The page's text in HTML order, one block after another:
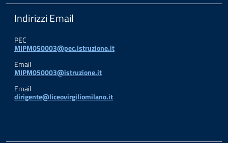
Indirizzi Email
PEC
MIPM050003@pec.istruzione.it
Email
MIPM050003@istruzione.it
Email
dirigente@liceovirgiliomilano.it